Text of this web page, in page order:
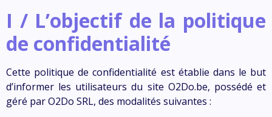
I / L’objectif de la politique
de confidentialité
Cette politique de confidentialité est établie dans le but
d’informer les utilisateurs du site O2Do.be, possédé et
géré parO2Do SRL, des modalités suivantes :